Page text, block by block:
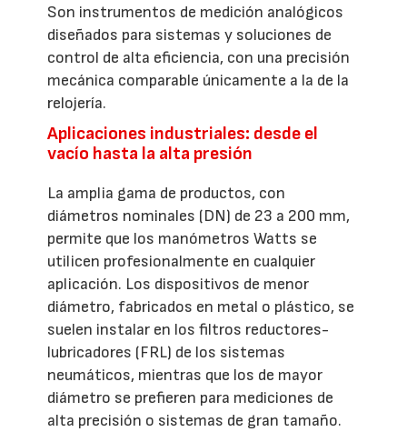
Son instrumentos de medición analógicos
diseñados para sistemas y soluciones de
control de alta eficiencia, con una precisión
mecánica comparable únicamente a la de la
relojería.
Aplicaciones industriales: desde el
vacío hasta la alta presión
La amplia gama de productos, con
diámetros nominales (DN) de 23 a 200 mm,
permite que los manómetros Watts se
utilicen profesionalmente en cualquier
aplicación. Los dispositivos de menor
diámetro, fabricados en metal o plástico, se
suelen instalar en los filtros reductores-
lubricadores (FRL) de los sistemas
neumáticos, mientras que los de mayor
diámetro se prefieren para mediciones de
alta precisión o sistemas de gran tamaño.